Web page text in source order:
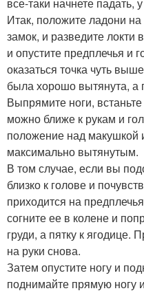
Итак, положите ладони
замок, и разведите локти
и опустите предплечья и
оказаться точка чуть
была хорошо вытянута, а
Выпрямите ноги,
можно ближе к рукам и
положение над макушкой
максимально вытянутым.
В том случае, если вы
близко к голове и
приходится на
согните ее в колене и
груди, а пятку к ягодице.
на руки снова.
Затем опустите ногу и
поднимайте прямую ногу